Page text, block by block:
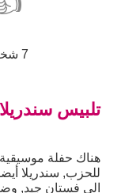
7 شخص أعجبهم هذه اللعبة، انضم إليهم!
تلبيس
هناك حفلة
للحزب, سندريلا
الى فستان جيد,